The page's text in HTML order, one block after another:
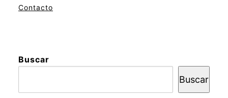
Contacto
Buscar
Buscar